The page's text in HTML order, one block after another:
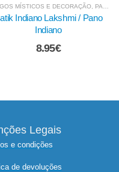
MÍSTICOS E DECORAÇÃO, PANOS E OUTROS TÊXTEIS
Batik Indiano Shiva / Pano
Indiano
8.95€
Legais
e condições
de devoluções